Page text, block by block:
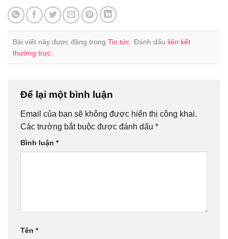
Bài viết này được đăng trong Tin tức . Đánh dấu liên kết
thường trực
Để lại một bình luận
Email của bạn sẽ không được hiển thị công khai.
Các trường bắt buộc được đánh dấu *
Bình luận *
Tên *